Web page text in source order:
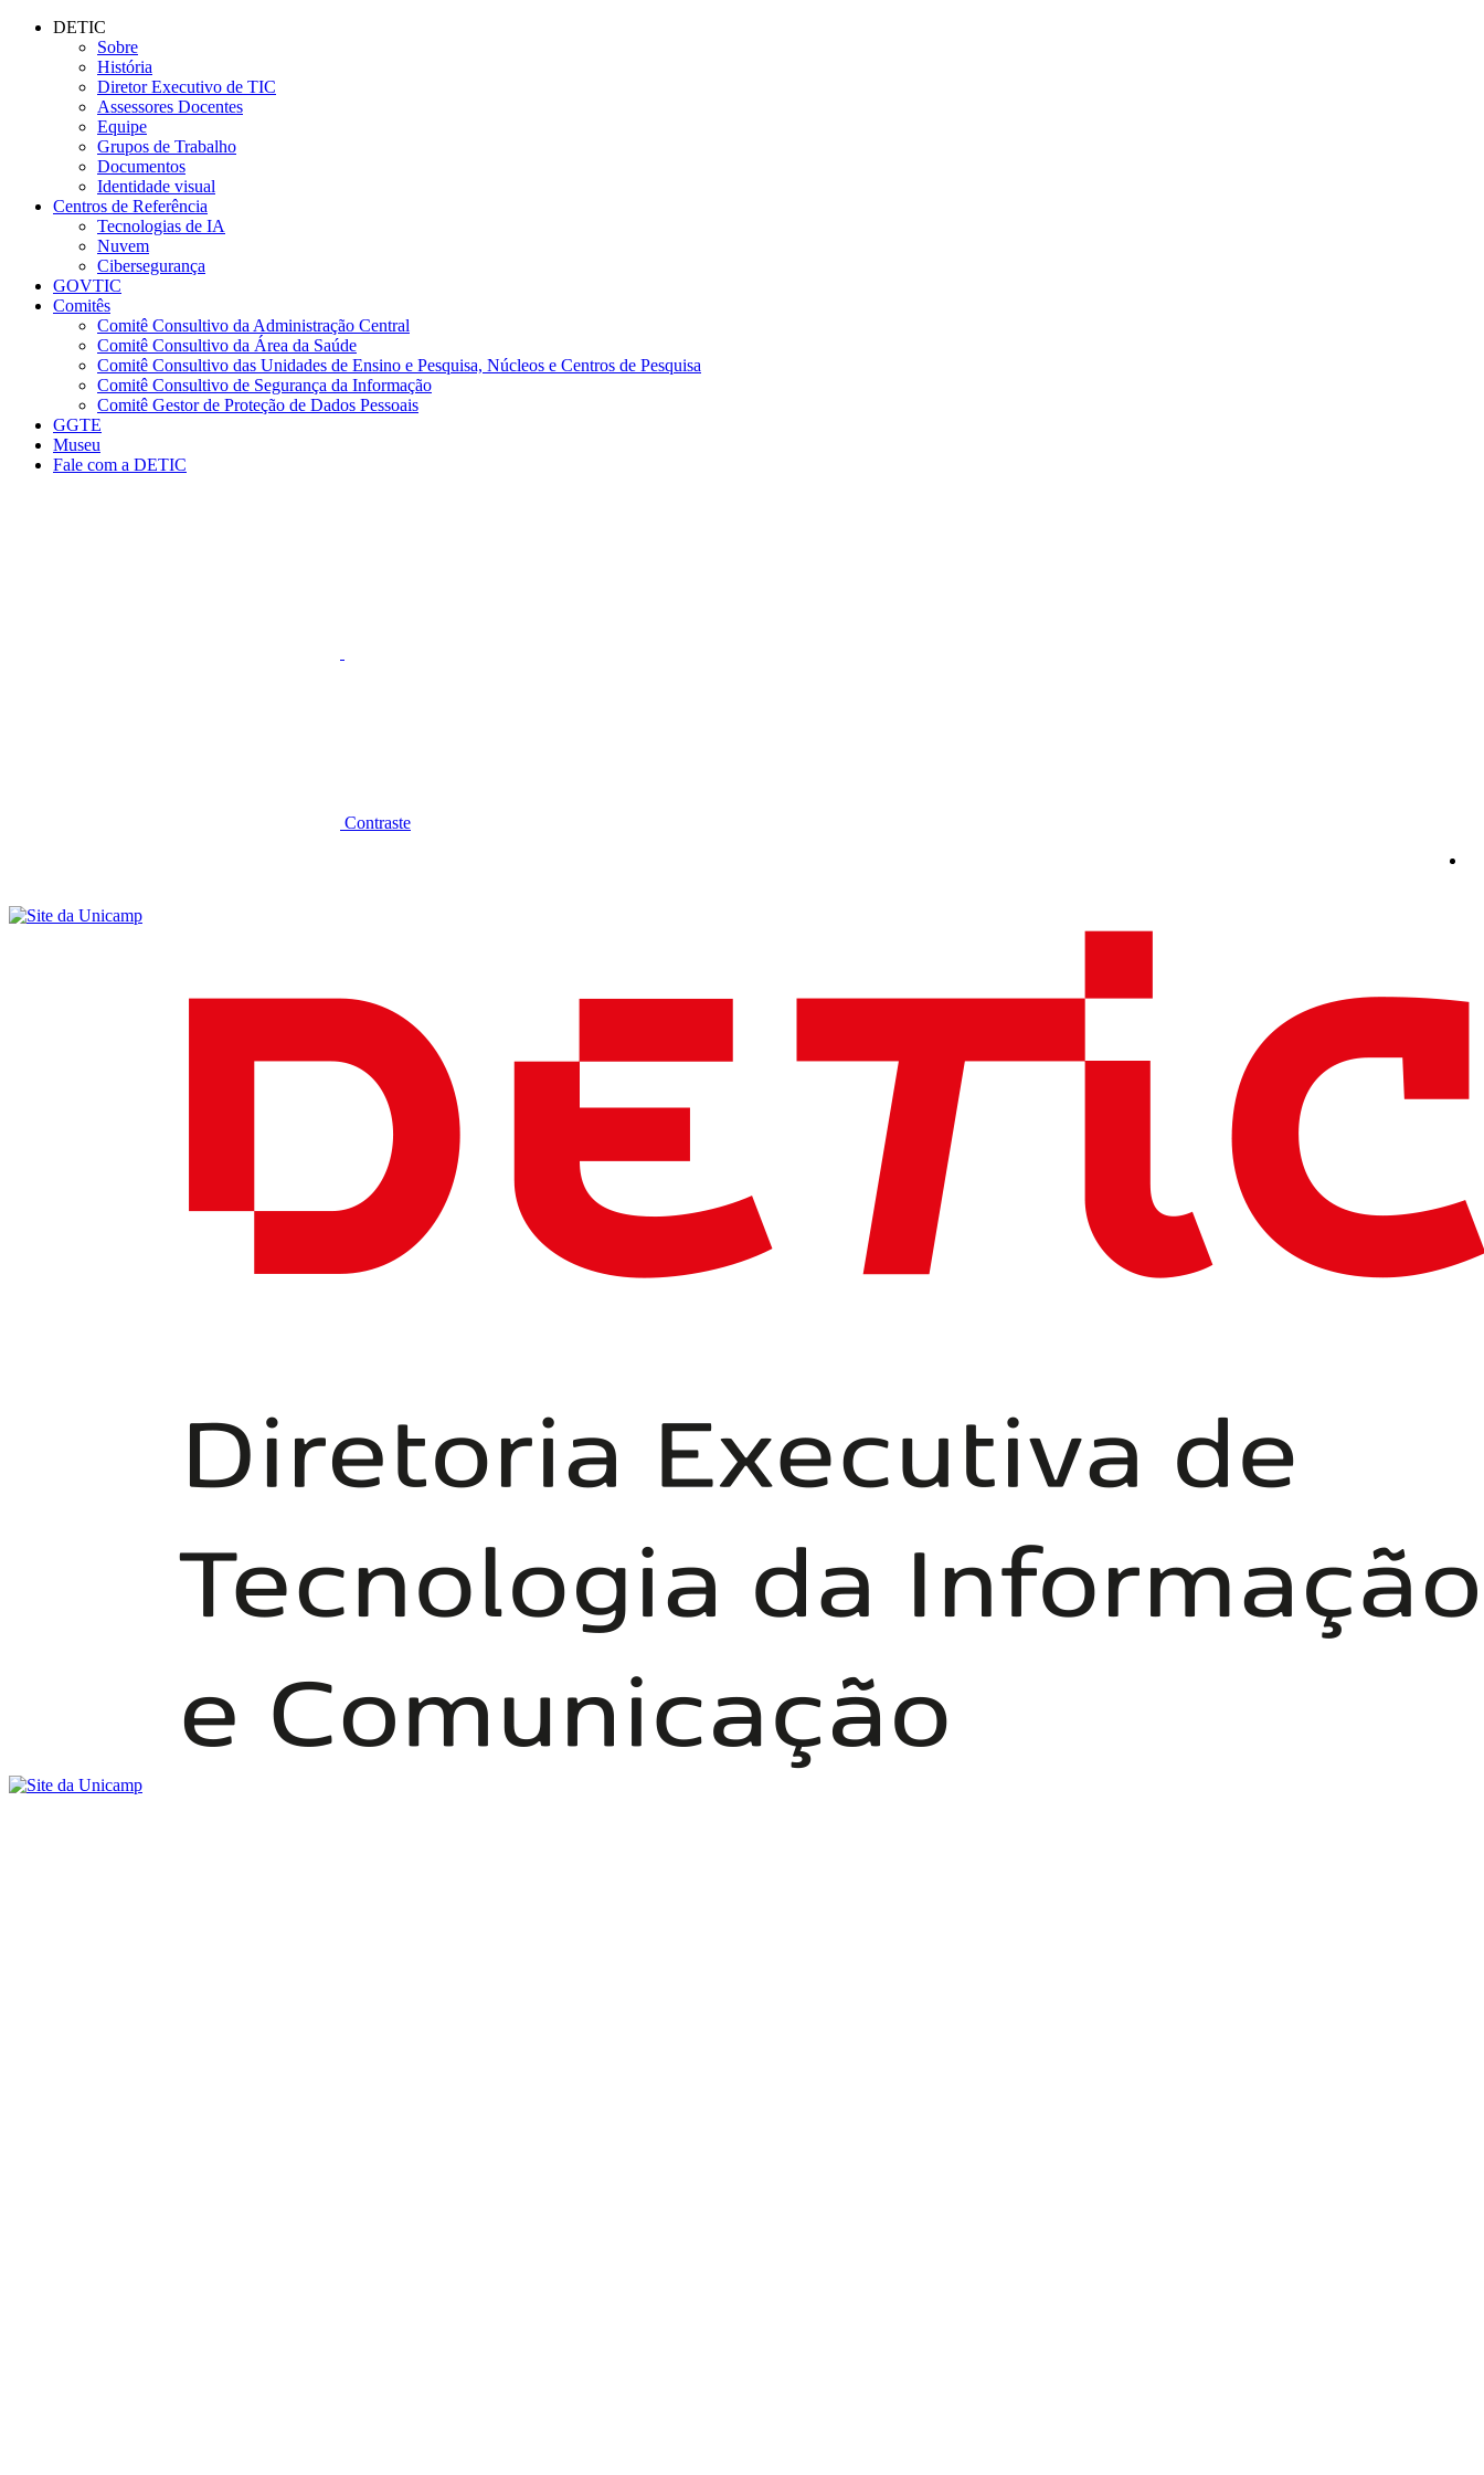
Conteúdo principal
DETIC
Sobre
História
Diretor Executivo de TIC
Assessores Docentes
Equipe
Grupos de Trabalho
Documentos
Identidade visual
Centros de Referência
Tecnologias de IA
Nuvem
Cibersegurança
GOVTIC
Comitês
Comitê Consultivo da Administração Central
Comitê Consultivo da Área da Saúde
Comitê Consultivo das Unidades de Ensino e Pesquisa, Núcleos e Centros de Pesquisa
Comitê Consultivo de Segurança da Informação
Comitê Gestor de Proteção de Dados Pessoais
GGTE
Museu
Fale com a DETIC
Contraste